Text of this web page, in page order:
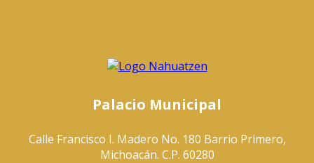
Palacio Municipal
Calle Francisco I. Madero No. 180 Barrio Primero,
Michoacán. C.P. 60280